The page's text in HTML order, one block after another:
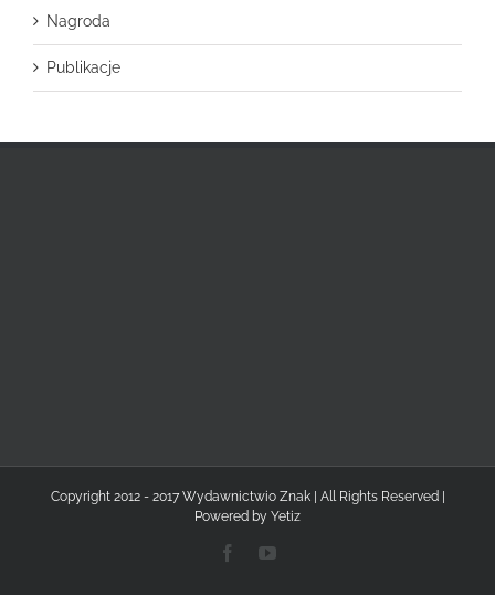
Nagroda
Publikacje
Copyright 2012 - 2017 Wydawnictwio Znak | All Rights Reserved |
Powered by Yetiz
FacebookYouTube